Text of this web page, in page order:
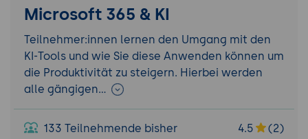
Microsoft 365 & KI
Teilnehmer:innen lernen den Umgang mit den
KI-Tools und wie Sie diese Anwenden können um
die Produktivität zu steigern. Hierbei werden
alle gängigen…
133 Teilnehmende bisher 4.5
(2)